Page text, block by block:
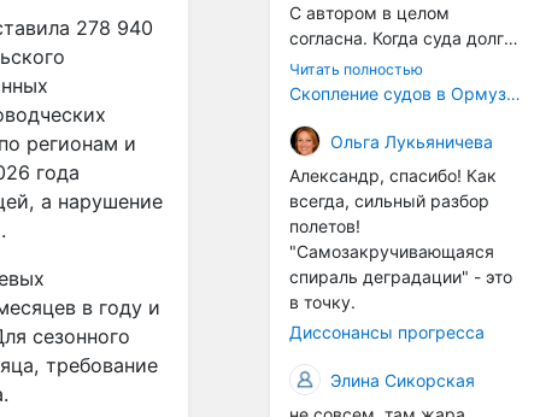
278 940
регионам и
года
а нарушение
в году и
сезонного
требование
С автором в целом
согласна. Когда суда долго
стоят в теплой воде, на их
корпусах активно
организмы, и потом они
могут быть перенесены в
другие регионы. Поэтому
проблема вполне реальная
— просто я бы говорила не
о неизбежной катастрофе,
а о повышенном риске,
который нельзя
игнорировать. А так да 👍
Читать полностью
Скопление судов в Ормузском проливе грозит катастрофическим распространением инвазивных видов
Ольга Лукьяничева
Александр, спасибо! Как
всегда, сильный разбор
полетов!
"Самозакручивающаяся
спираль деградации" - это
в точку.
Диссонансы прогресса
Элина Сикорская